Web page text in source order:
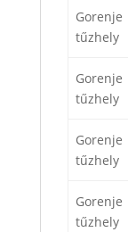
Gorenje
tűzhely
Gorenje
tűzhely
Gorenje
tűzhely
Gorenje
tűzhely